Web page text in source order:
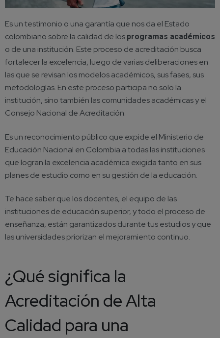
Es un testimonio o una garantía que nos da el Estado
colombiano sobre la calidad de los programas académicos
o de una institución. Este proceso de acreditación busca
fortalecer la excelencia, luego de varias deliberaciones en
las que se revisan los modelos académicos, sus fases, sus
metodologías. En este proceso participa no solo la
institución, sino también las comunidades académicas y el
Consejo Nacional de Acreditación.
Es un reconocimiento público que expide el Ministerio de
Educación Nacional en Colombia a todas las instituciones
que logran la excelencia académica exigida tanto en sus
planes de estudio como en su gestión de la educación.
Te hace saber que los docentes, el equipo de las
instituciones de educación superior, y todo el proceso de
enseñanza, están garantizados durante tus estudios y que
las universidades priorizan el mejoramiento continuo.
¿Qué significa la
Acreditación de Alta
Calidad para una